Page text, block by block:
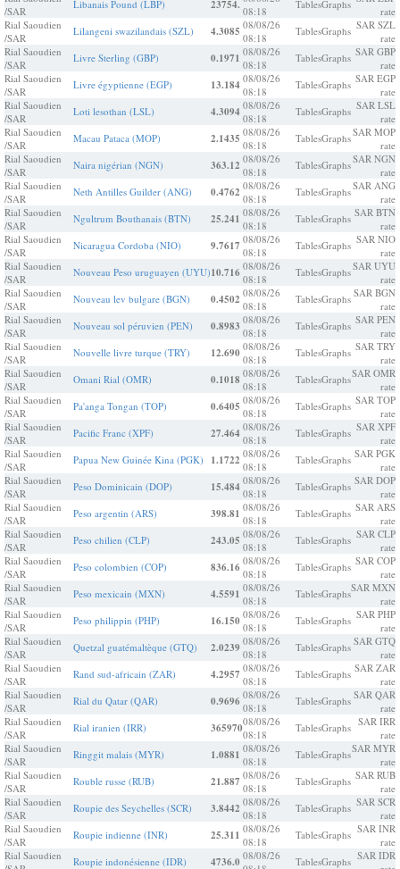
/SAR
Libanais Pound (LBP) 23754. 08:18
TablesGraphs
rate
Rial Saoudien
/SAR
Lilangeni swazilandais (SZL) 4.3085 08/08/26
08:18
TablesGraphs SAR SZL
rate
Rial Saoudien
/SAR
Livre Sterling (GBP) 0.1971 08/08/26
08:18
TablesGraphs SAR GBP
rate
Rial Saoudien
/SAR
Livre égyptienne (EGP) 13.184 08/08/26
08:18
TablesGraphs SAR EGP
rate
Rial Saoudien
/SAR
Loti lesothan (LSL) 4.3094 08/08/26
08:18
TablesGraphs SAR LSL
rate
Rial Saoudien
/SAR
Macau Pataca (MOP) 2.1435 08/08/26
08:18
TablesGraphsSAR MOP
rate
Rial Saoudien
/SAR
Naira nigérian (NGN) 363.12 08/08/26
08:18
TablesGraphsSAR NGN
rate
Rial Saoudien
/SAR
Neth Antilles Guilder (ANG) 0.4762 08/08/26
08:18
TablesGraphsSAR ANG
rate
Rial Saoudien
/SAR
Ngultrum Bouthanais (BTN) 25.241 08/08/26
08:18
TablesGraphs SAR BTN
rate
Rial Saoudien
/SAR
Nicaragua Cordoba (NIO) 9.7617 08/08/26
08:18
TablesGraphs SAR NIO
rate
Rial Saoudien
/SAR
Nouveau Peso uruguayen (UYU)10.716 08/08/26
08:18
TablesGraphsSAR UYU
rate
Rial Saoudien
/SAR
Nouveau lev bulgare (BGN) 0.4502 08/08/26
08:18
TablesGraphs SAR BGN
rate
Rial Saoudien
/SAR
Nouveau sol péruvien (PEN) 0.8983 08/08/26
08:18
TablesGraphs SAR PEN
rate
Rial Saoudien
/SAR
Nouvelle livre turque (TRY) 12.690 08/08/26
08:18
TablesGraphs SAR TRY
rate
Rial Saoudien
/SAR
Omani Rial (OMR) 0.1018 08/08/26
08:18
TablesGraphsSAR OMR
rate
Rial Saoudien
/SAR
Pa'anga Tongan (TOP) 0.6405 08/08/26
08:18
TablesGraphs SAR TOP
rate
Rial Saoudien
/SAR
Pacific Franc (XPF) 27.464 08/08/26
08:18
TablesGraphs SAR XPF
rate
Rial Saoudien
/SAR
Papua New Guinée Kina (PGK) 1.1722 08/08/26
08:18
TablesGraphs SAR PGK
rate
Rial Saoudien
/SAR
Peso Dominicain (DOP) 15.484 08/08/26
08:18
TablesGraphs SAR DOP
rate
Rial Saoudien
/SAR
Peso argentin (ARS) 398.81 08/08/26
08:18
TablesGraphs SAR ARS
rate
Rial Saoudien
/SAR
Peso chilien (CLP) 243.05 08/08/26
08:18
TablesGraphs SAR CLP
rate
Rial Saoudien
/SAR
Peso colombien (COP) 836.16 08/08/26
08:18
TablesGraphs SAR COP
rate
Rial Saoudien
/SAR
Peso mexicain (MXN) 4.5591 08/08/26
08:18
TablesGraphsSAR MXN
rate
Rial Saoudien
/SAR
Peso philippin (PHP) 16.150 08/08/26
08:18
TablesGraphs SAR PHP
rate
Rial Saoudien
/SAR
Quetzal guatémaltèque (GTQ) 2.0239 08/08/26
08:18
TablesGraphs SAR GTQ
rate
Rial Saoudien
/SAR
Rand sud-africain (ZAR) 4.2957 08/08/26
08:18
TablesGraphs SAR ZAR
rate
Rial Saoudien
/SAR
Rial du Qatar (QAR) 0.9696 08/08/26
08:18
TablesGraphs SAR QAR
rate
Rial Saoudien
/SAR
Rial iranien (IRR) 36597008/08/26
08:18
TablesGraphs SAR IRR
rate
Rial Saoudien
/SAR
Ringgit malais (MYR) 1.0881 08/08/26
08:18
TablesGraphsSAR MYR
rate
Rial Saoudien
/SAR
Rouble russe (RUB) 21.887 08/08/26
08:18
TablesGraphs SAR RUB
rate
Rial Saoudien
/SAR
Roupie des Seychelles (SCR) 3.8442 08/08/26
08:18
TablesGraphs SAR SCR
rate
Rial Saoudien
/SAR
Roupie indienne (INR) 25.311 08/08/26
08:18
TablesGraphs SAR INR
rate
Rial Saoudien
Roupie indonésienne (IDR) 4736.0 08/08/26
TablesGraphs SAR IDR